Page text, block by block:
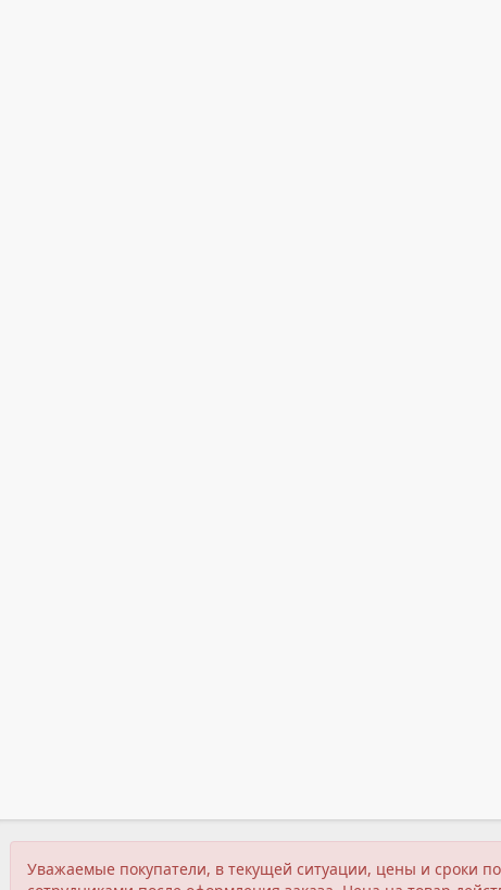
Уважаемые покупатели, в текущей ситуации, цены и сроки